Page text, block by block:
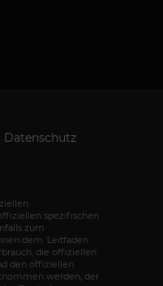
Datenschutz
spezifischen
zum
dem 'Leitfaden
die offiziellen
den offiziellen
werden, der